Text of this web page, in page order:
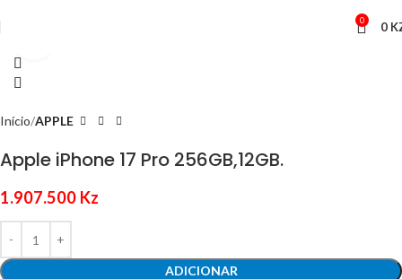
0 0
Início APPLE
Apple iPhone 17 Pro 256GB,12GB.
1.907.500 Kz
ADICIONAR